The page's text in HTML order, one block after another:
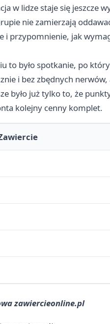
w lidze staje się jeszcze
nie zamierzają
i przypomnienie, jak
to było spotkanie, po
i bez zbędnych
było już tylko to, że
kolejny cenny komplet.
zawiercieonline.pl